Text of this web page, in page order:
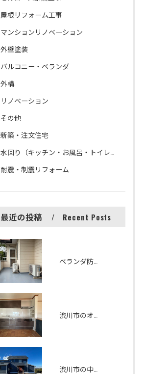
屋根リフォーム工事
マンションリノベーション
外壁塗装
バルコニー・ベランダ
外構
リノベーション
その他
新築・注文住宅
水回り（キッチン・お風呂・トイレ等）リフォーム
耐震・制震リフォーム
最近の投稿 Recent Posts